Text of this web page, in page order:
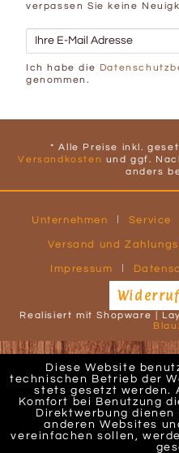
verpassen Sie keine
Ich habe die
genommen.
* Alle Preise inkl.
Versandkosten und ggf.
anders
Unternehmen Service
Versand und
Impressum
Realisiert mit Shopware |
Diese Website
technischen Betrieb der
stets gesetzt werden.
Komfort bei Benutzung
Direktwerbung
anderen Websites
vereinfachen sollen,